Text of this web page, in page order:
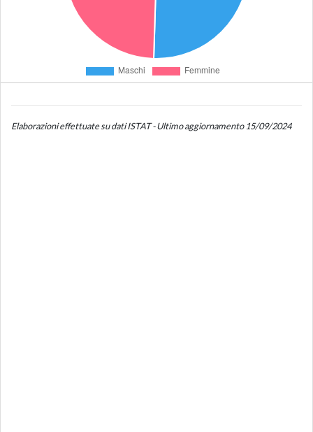
Elaborazioni effettuate su dati ISTAT - Ultimo aggiornamento 15/09/2024